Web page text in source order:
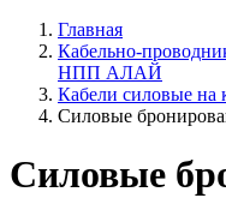
Главная
Кабельно-
НПП АЛАЙ
Кабели силовые на
Силовые
Силовые